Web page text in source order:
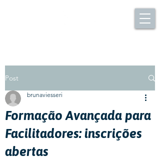
Post
Formação Avançada para
Facilitadores: inscrições
abertas
brunaviesseri